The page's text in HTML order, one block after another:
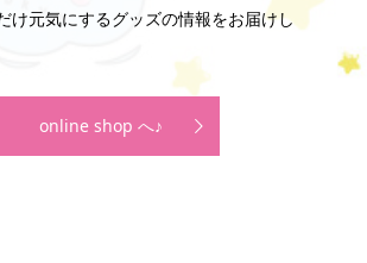
け元気にするグッズの情報をお届けし
online shop へ♪